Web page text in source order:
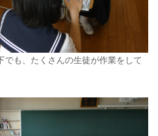
でも、たくさんの生徒が作業をして